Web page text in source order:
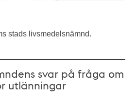
stads livsmedelsnämnd.
svar på fråga om
utlänningar